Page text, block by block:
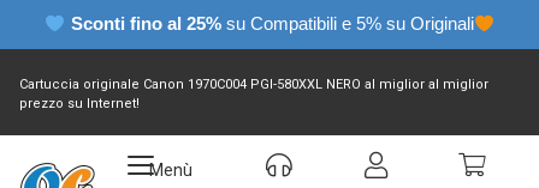
Sconti fino al 25% su Compatibili e 5% su Originali
Cartuccia originale Canon 1970C004 PGI-580XXL NERO al miglior al miglior
prezzo su Internet!
Menù